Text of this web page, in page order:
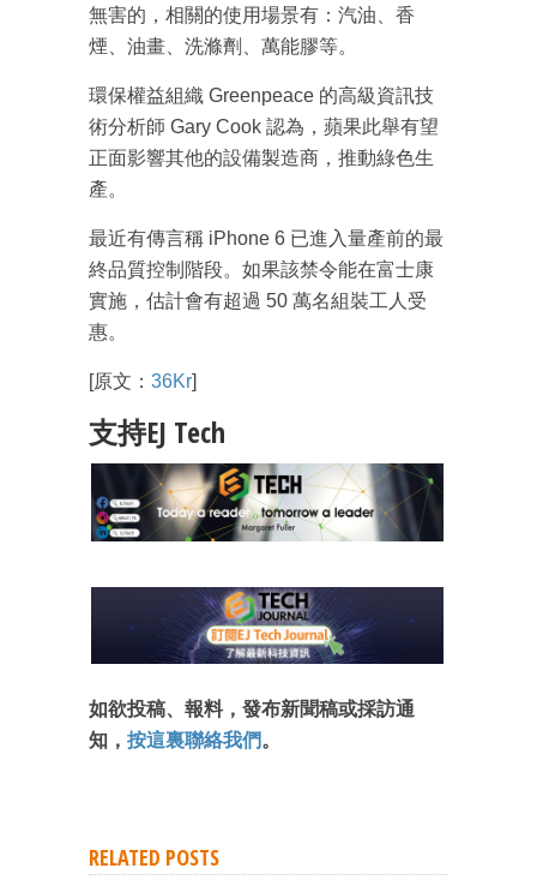
無害的，相關的使用場景有：汽油、香
煙、油畫、洗滌劑、萬能膠等。
環保權益組織 Greenpeace 的高級資訊技
術分析師 Gary Cook 認為，蘋果此舉有望
正面影響其他的設備製造商，推動綠色生
產。
最近有傳言稱 iPhone 6 已進入量產前的最
終品質控制階段。如果該禁令能在富士康
實施，估計會有超過 50 萬名組裝工人受
惠。
[原文： 36Kr]
支持EJ Tech
如欲投稿、報料，發布新聞稿或採訪通
知， 按這裏聯絡我們。
RELATED POSTS
最新資訊（附創業懶人包）
箱！